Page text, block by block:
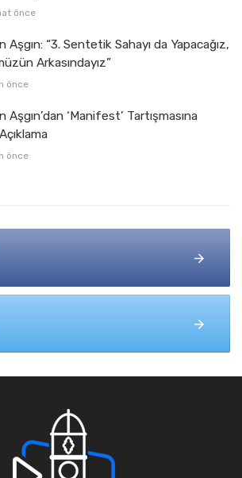
önce
Aşgın: “3. Sentetik Sahayı da Yapacağız,
Arkasındayız”
önce
Aşgın’dan ‘Manifest’ Tartışmasına
önce